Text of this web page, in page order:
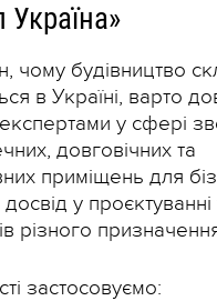
Україна»
чому будівництво
в Україні, варто
у сфері
довговічних та
приміщень для
у проєктуванні
різного
застосовуємо: